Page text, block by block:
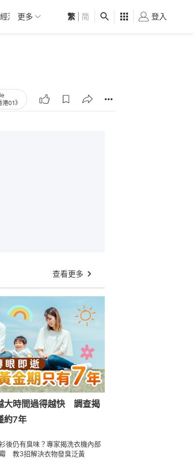
經濟 01深圳 觀點 健康 好食玩飛
更多 繁 简 登入
01》
查看更多
大時間過得越快 調查揭
約7年
後仍有臭味？專家揭洗衣機內部
教3招解決衣物發臭泛黃